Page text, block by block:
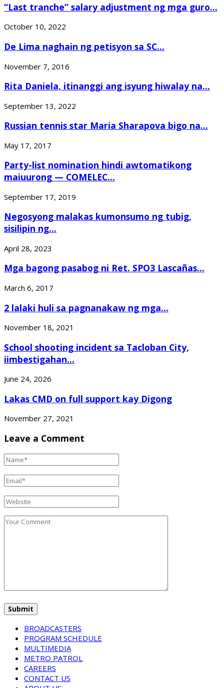
“Last tranche” salary adjustment ng mga guro...
October 10, 2022
De Lima naghain ng petisyon sa SC...
November 7, 2016
Rita Daniela, itinanggi ang isyung hiwalay na...
September 13, 2022
Russian tennis star Maria Sharapova bigo na...
May 17, 2017
Party-list nomination hindi awtomatikong
maiuurong — COMELEC...
September 17, 2019
Negosyong malakas kumonsumo ng tubig,
sisilipin ng...
April 28, 2023
Mga bagong pasabog ni Ret. SPO3 Lascañas...
March 6, 2017
2 lalaki huli sa pagnanakaw ng mga...
November 18, 2021
School shooting incident sa Tacloban City,
iimbestigahan...
June 24, 2026
Lakas CMD on full support kay Digong
November 27, 2021
Leave a Comment
BROADCASTERS
PROGRAM SCHEDULE
MULTIMEDIA
METRO PATROL
CAREERS
CONTACT US